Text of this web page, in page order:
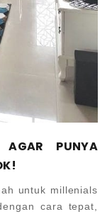
PUNYA
untuk millenials
cara tepat,